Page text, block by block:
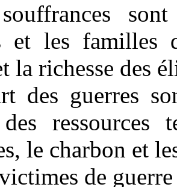
et les familles
la richesse des
des guerres
ressources
le charbon et
de